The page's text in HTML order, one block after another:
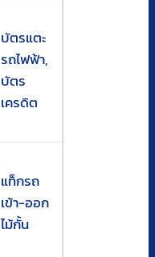
บัตรแตะ
รถไฟฟ้า,
บัตร
เครดิต
แท็กรถ
เข้า-ออก
ไม้กั้น